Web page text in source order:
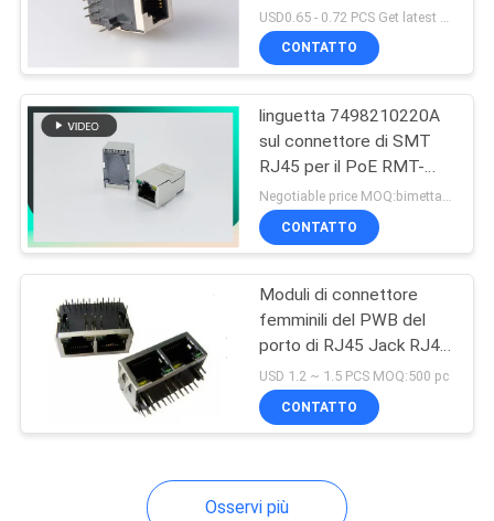
della linguetta del
connettore giù
CONTATTO
linguetta 7498210220A
sul connettore di SMT
RJ45 per il PoE RMT-
462A-12F6-GY
Negotiable price MOQ:bimettalico
CONTATTO
Moduli di connettore
femminili del PWB del
porto di RJ45 Jack RJ45
1x2 con lo schermo
USD 1.2 ~ 1.5 PCS MOQ:500 pc
CONTATTO
Osservi più